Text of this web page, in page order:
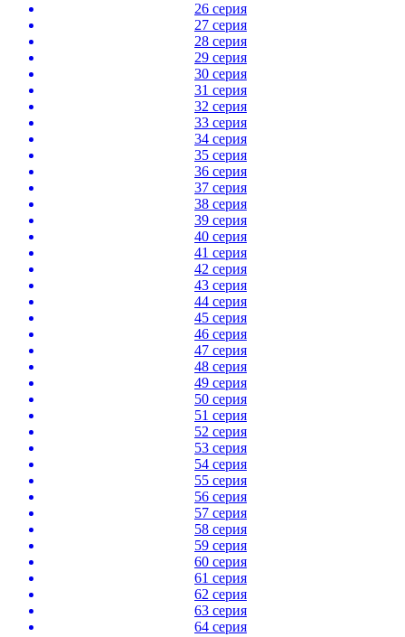
26 серия
27 серия
28 серия
29 серия
30 серия
31 серия
32 серия
33 серия
34 серия
35 серия
36 серия
37 серия
38 серия
39 серия
40 серия
41 серия
42 серия
43 серия
44 серия
45 серия
46 серия
47 серия
48 серия
49 серия
50 серия
51 серия
52 серия
53 серия
54 серия
55 серия
56 серия
57 серия
58 серия
59 серия
60 серия
61 серия
62 серия
63 серия
64 серия